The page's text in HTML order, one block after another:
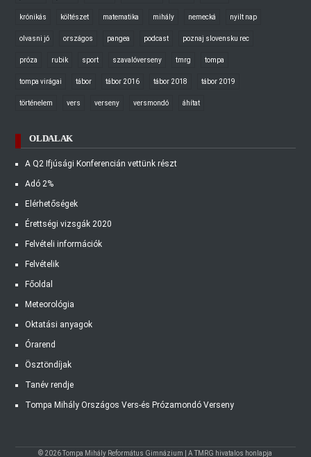
krónikás költészet matematika mihály nemecká nyilt nap
olvasni jó országos pangea podcast poznaj slovensku rec
próza rubik sport szavalóverseny tmrg tompa
tompa virágai tábor tábor 2016 tábor 2018 tábor 2019
történelem vers verseny versmondó áhítat
OLDALAK
A Q2 Ifjúsági Konferencián vettünk részt
Adó 2%
Elérhetőségek
Érettségi vizsgák 2020
Felvételi információk
Felvételik
Főoldal
Meteorológia
Oktatási anyagok
Órarend
Ösztöndíjak
Tanév rendje
Tompa Mihály Országos Vers-és Prózamondó Verseny
© 2026 Tompa Mihály Református Gimnázium | A TMRG hivatalos honlapja